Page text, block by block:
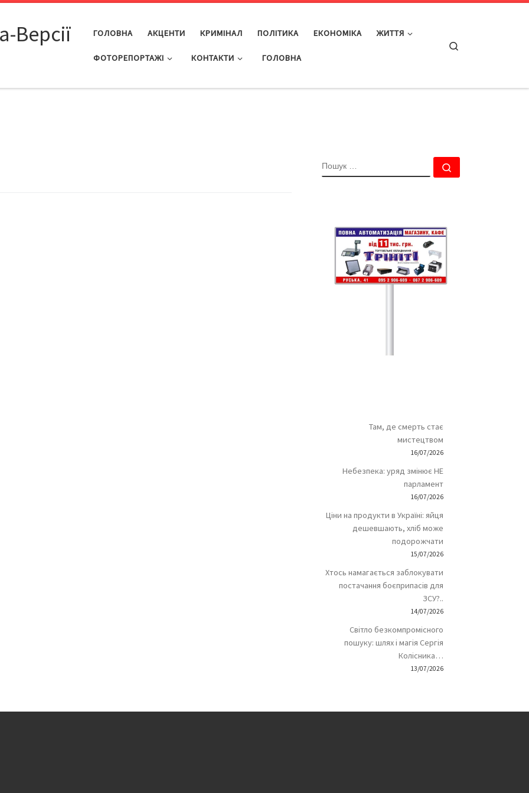
Версії ГОЛОВНА АКЦЕНТИ КРИМІНАЛ ПОЛІТИКА ЕКОНОМІКА ЖИТТЯ
ФОТОРЕПОРТАЖІ КОНТАКТИ ГОЛОВНА
ПОШУК
Там, де смерть стає
мистецтвом
16/07/2026
Небезпека: уряд змінює НЕ
парламент
16/07/2026
Ціни на продукти в Україні: яйця
дешевшають, хліб може
подорожчати
15/07/2026
Хтось намагається заблокувати
постачання боєприпасів для
ЗСУ?..
14/07/2026
Світло безкомпромісного
пошуку: шлях і магія Сергія
Колісника…
13/07/2026